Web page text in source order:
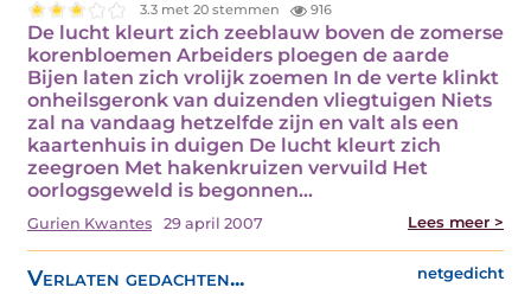
3.3 met 20 stemmen 916
De lucht kleurt zich zeeblauw boven de zomerse
korenbloemen Arbeiders ploegen de aarde
Bijen laten zich vrolijk zoemen In de verte klinkt
onheilsgeronk van duizenden vliegtuigen Niets
zal na vandaag hetzelfde zijn en valt als een
kaartenhuis in duigen De lucht kleurt zich
zeegroen Met hakenkruizen vervuild Het
oorlogsgeweld is begonnen…
Gurien Kwantes 29 april 2007 Lees meer >
Verlaten gedachten... netgedicht